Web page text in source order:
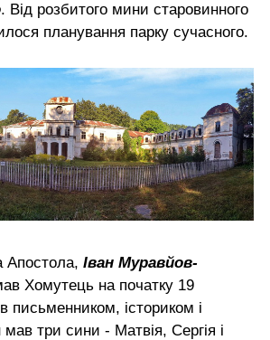
. Від розбитого мини старовинного
планування парку сучасного.
Іван Муравйов-
Хомутець на початку 19
письменником, істориком і
три сини - Матвія, Сергія і